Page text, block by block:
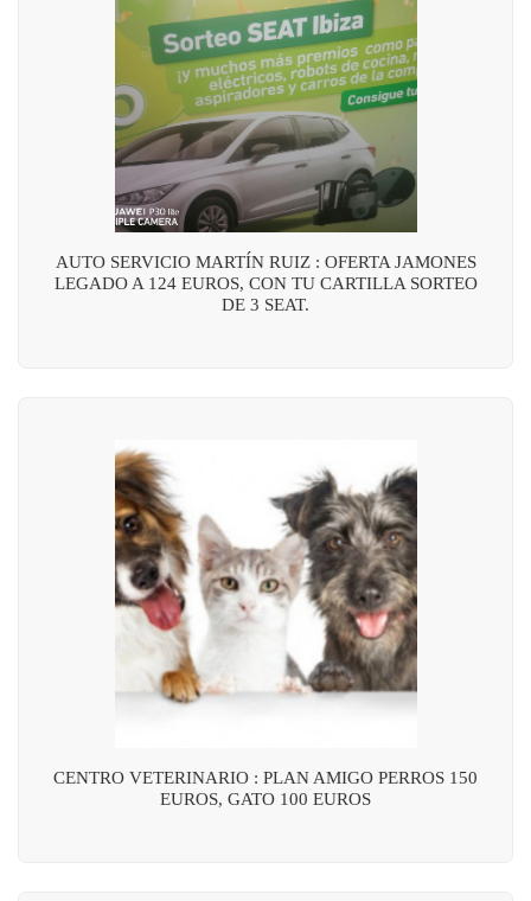
AUTO SERVICIO MARTÍN RUIZ : OFERTA JAMONES
LEGADO A 124 EUROS, CON TU CARTILLA SORTEO
DE 3 SEAT.
CENTRO VETERINARIO : PLAN AMIGO PERROS 150
EUROS, GATO 100 EUROS